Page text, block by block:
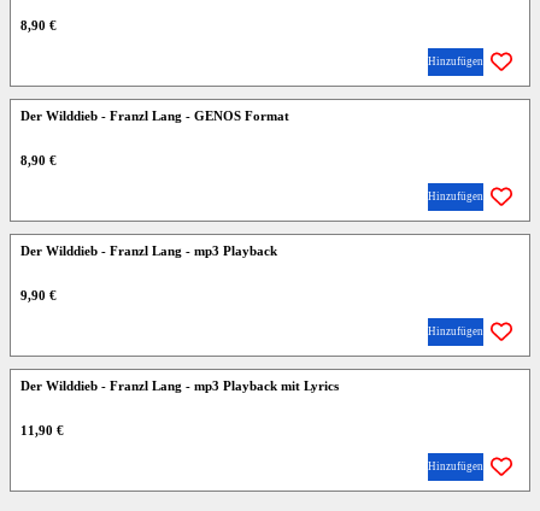
8,90 €
Hinzufügen
Der Wilddieb - Franzl Lang - GENOS Format
8,90 €
Hinzufügen
Der Wilddieb - Franzl Lang - mp3 Playback
9,90 €
Hinzufügen
Der Wilddieb - Franzl Lang - mp3 Playback mit Lyrics
11,90 €
Hinzufügen